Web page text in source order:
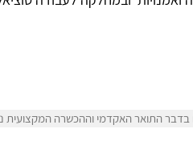
ובמחלקה לעבודה